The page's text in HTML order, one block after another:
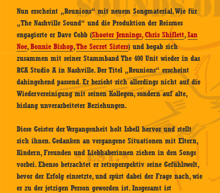
Nun erscheint „Reunions“ mit neuem Songmaterial. Wie für
„The Nashville Sound“ und die Produktion der Reissues
engagierte er Dave Cobb (Shooter Jennings, Chris Shiflett,Ian
Noe,Bonnie Bishop,The Secret Sisters) und begab sich
zusammen mit seiner Stammband The 400 Unit wieder in das
RCA Studio A in Nashville. Der Titel „Reunions“ erscheint
dahingehend passend. Er bezieht sich allerdings nicht auf die
Wiedervereinigung mit seinen Kollegen, sondern auf alte,
bislang unverarbeiteter Beziehungen.
Diese Geister der Vergangenheit holt Isbell hervor und stellt
sich ihnen. Gedanken an vergangene Situationen mit Eltern,
Kindern, Freunden und Liebhaberinnen ziehen in den Songs
vorbei. Ebenso betrachtet er retroperspektiv seine Gefühlswelt,
bevor der Erfolg einsetzte, und spürt dabei der Frage nach, wie
er zu der jetzigen Person geworden ist. Insgesamt ist